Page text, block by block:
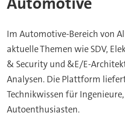
Fachwissen
Im Automotive-Bereich von
aktuelle Themen wie SDV,
& Security und &E/E-
Analysen. Die Plattform
Technikwissen für
Autoenthusiasten.